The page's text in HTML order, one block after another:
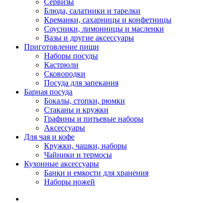
Сервизы
Блюда, салатники и тарелки
Креманки, сахарницы и конфетницы
Соусники, лимонницы и масленки
Вазы и другие аксессуары
Приготовление пищи
Наборы посуды
Кастрюли
Сковородки
Посуда для запекания
Барная посуда
Бокалы, стопки, рюмки
Стаканы и кружки
Графины и питьевые наборы
Аксессуары
Для чая и кофе
Кружки, чашки, наборы
Чайники и термосы
Кухонные аксессуары
Банки и емкости для хранения
Наборы ножей